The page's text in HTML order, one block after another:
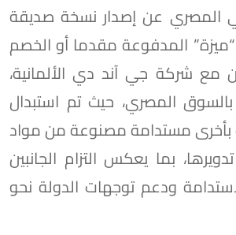
المصري عن إصدار نسخة صديقة
المدفوعة مقدما أو الخصم
مع شركة جي آند دي الألمانية،
المصري، حيث تم استبدال
بأخرى مستدامة مصنوعة من مواد
بما يعكس التزام الجانبين
ودعم توجهات الدولة نحو